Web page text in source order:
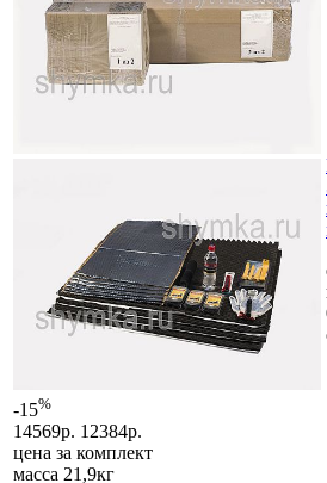
-15%
14569р. 12384р.
цена за комплект
масса 21,9кг